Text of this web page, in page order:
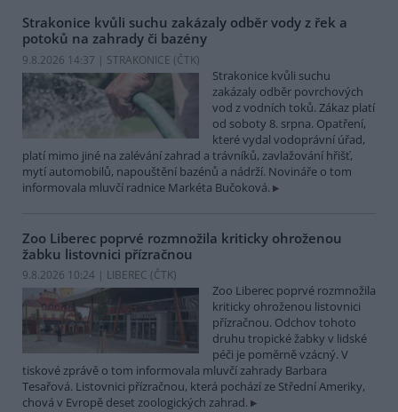
Strakonice kvůli suchu zakázaly odběr vody z řek a
potoků na zahrady či bazény
9.8.2026 14:37 | STRAKONICE (ČTK)
Strakonice kvůli suchu
zakázaly odběr povrchových
vod z vodních toků. Zákaz platí
od soboty 8. srpna. Opatření,
které vydal vodoprávní úřad,
platí mimo jiné na zalévání zahrad a trávníků, zavlažování hřišť,
mytí automobilů, napouštění bazénů a nádrží. Novináře o tom
informovala mluvčí radnice Markéta Bučoková.
Zoo Liberec poprvé rozmnožila kriticky ohroženou
žabku listovnici přízračnou
9.8.2026 10:24 | LIBEREC (ČTK)
Zoo Liberec poprvé rozmnožila
kriticky ohroženou listovnici
přízračnou. Odchov tohoto
druhu tropické žabky v lidské
péči je poměrně vzácný. V
tiskové zprávě o tom informovala mluvčí zahrady Barbara
Tesařová. Listovnici přízračnou, která pochází ze Střední Ameriky,
chová v Evropě deset zoologických zahrad.